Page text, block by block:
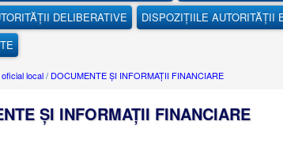
DELIBERATIVE
DISPOZIȚIILE AUTORITĂȚII
local/ DOCUMENTE ȘI INFORMAȚII FINANCIARE
ȘI INFORMAȚII FINANCIARE